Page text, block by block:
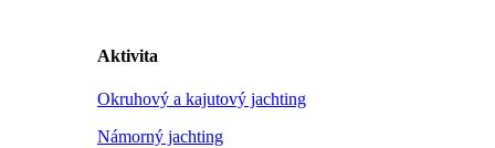
Aktivita
Okruhový a kajutový jachting
Námorný jachting